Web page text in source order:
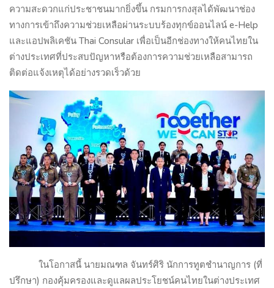
ความสะดวกแก่ประชาชนมากยิ่งขึ้น กรมการกงสุลได้พัฒนาช่อง
ทางการเข้าถึงความช่วยเหลือผ่านระบบร้องทุกข์ออนไลน์ e-Help
และแอปพลิเคชัน Thai Consular เพื่อเป็นอีกช่องทางให้คนไทยใน
ต่างประเทศที่ประสบปัญหาหรือต้องการความช่วยเหลือสามารถ
ติดต่อแจ้งเหตุได้อย่างรวดเร็วด้วย
ในโอกาสนี้ นายมณฑล จันทร์ศิริ นักการทูตชำนาญการ (ที่
ปรึกษา) กองคุ้มครองและดูแลผลประโยชน์คนไทยในต่างประเทศ